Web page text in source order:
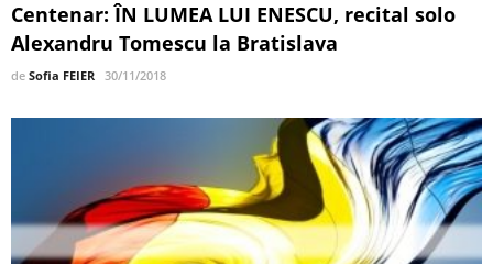
Centenar: ÎN LUMEA LUI ENESCU, recital solo
Alexandru Tomescu la Bratislava
de Sofia FEIER 30/11/2018